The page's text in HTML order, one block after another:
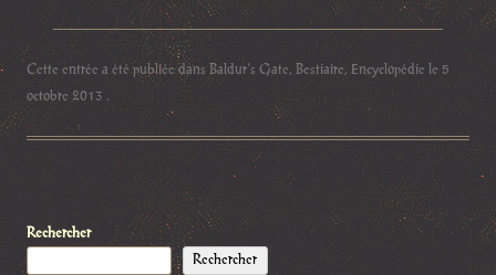
Cette entrée a été publiée dans Baldur's Gate, Bestiaire, Encyclopédie le 5
octobre 2013 .
Rechercher
Rechercher